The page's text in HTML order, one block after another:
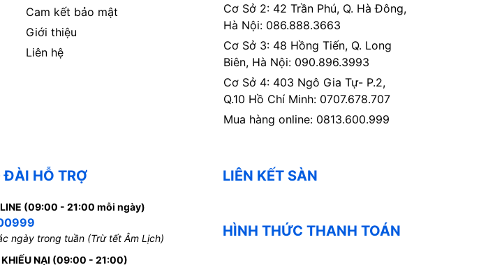
Cam kết bảo mật
Giới thiệu
Liên hệ
Cơ Sở 2: 42 Trần Phú, Q. Hà Đông,
Hà Nội: 086.888.3663
Cơ Sở 3: 48 Hồng Tiến, Q. Long
Biên, Hà Nội: 090.896.3993
Cơ Sở 4: 403 Ngô Gia Tự- P.2,
Q.10 Hồ Chí Minh: 0707.678.707
Mua hàng online: 0813.600.999
ĐÀI HỖ TRỢ
(09:00 - 21:00 mỗi ngày)
ngày trong tuần (Trừ tết Âm Lịch)
KHIẾU NẠI (09:00 - 21:00)
LIÊN KẾT SÀN
HÌNH THỨC THANH TOÁN